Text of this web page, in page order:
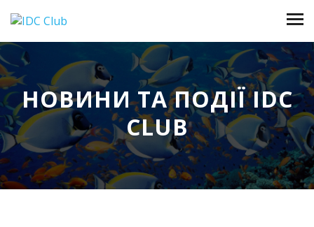
НОВИНИ ТА ПОДІЇ IDC
CLUB